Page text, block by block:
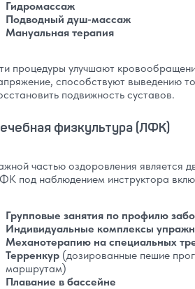
Гидромассаж
Подводный душ-массаж
Мануальная терапия
процедуры улучшают
способствуют выведению
подвижность суставов.
физкультура (ЛФК)
частью оздоровления является
под наблюдением инструктора
Групповые занятия по профилю
Индивидуальные комплексы
Механотерапию на специальных
Терренкур (дозированные пешие
маршрутам)
Плавание в бассейне